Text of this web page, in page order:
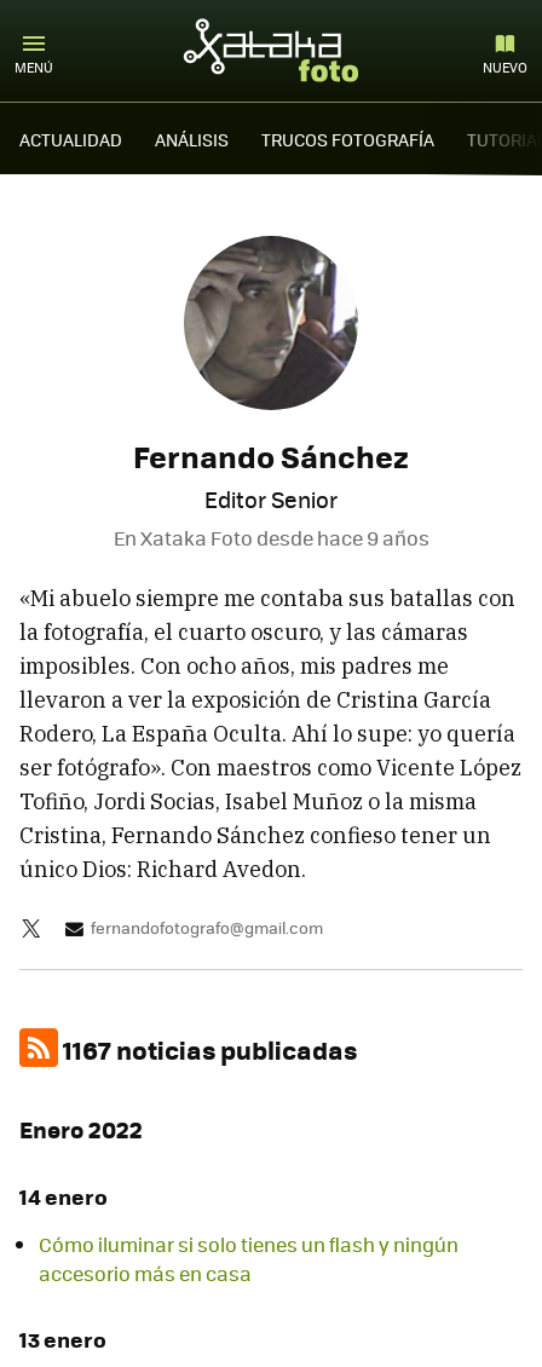
MENÚ NUEVO
ACTUALIDAD ANÁLISIS TRUCOS FOTOGRAFÍA
Fernando Sánchez
Editor Senior
En Xataka Foto desdehace 9 años
«Mi abuelo siempre me contaba sus batallas con
la fotografía, el cuarto oscuro, y las cámaras
imposibles. Con ocho años, mis padres me
llevaron a ver la exposición de Cristina García
Rodero, La España Oculta. Ahí lo supe: yo quería
ser fotógrafo». Con maestros como Vicente López
Tofiño, Jordi Socias, Isabel Muñoz o la misma
Cristina, Fernando Sánchez confieso tener un
único Dios: Richard Avedon.
fernandofotografo@gmail.com
1167 noticias publicadas
Enero 2022
14 enero
Cómo iluminar si solo tienes un flash y ningún
accesorio más en casa
13 enero